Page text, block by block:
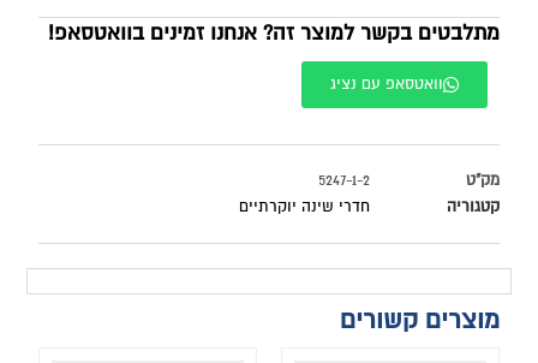
מתלבטים בקשר למוצר זה? אנחנו זמינים בוואטסאפ!
וואטסאפ עם נציג
מק"ט
5247-1-2
קטגוריה
חדרי שינה יוקרתיים
מוצרים קשורים